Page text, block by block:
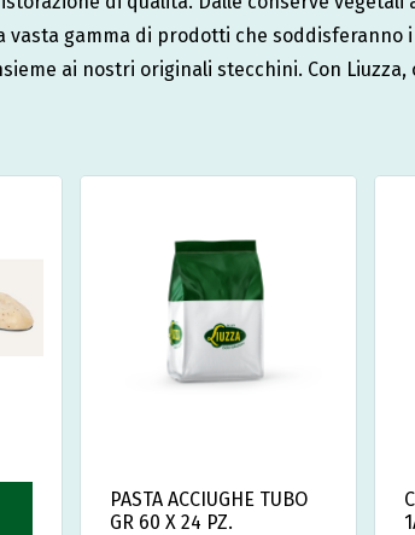
gamma di prodotti che soddisferanno
ai nostri originali stecchini. Con
PASTA ACCIUGHE TUBO
GR 60 X 24 PZ.